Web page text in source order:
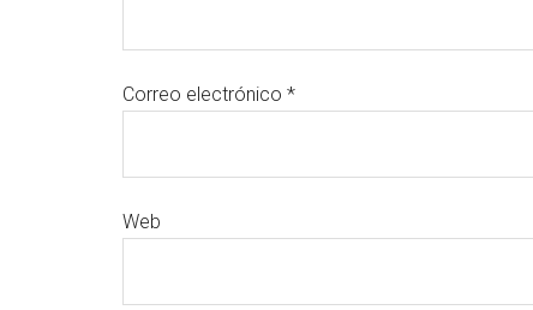
Correo electrónico *
Web